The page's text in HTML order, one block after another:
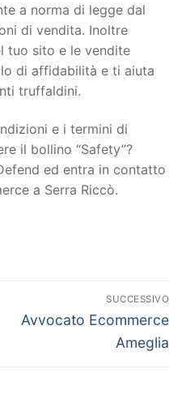
a norma di legge dal
di vendita. Inoltre
tuo sito e le vendite
di affidabilità e ti aiuta
truffaldini.
e i termini di
il bollino “Safety”?
ed entra in contatto
a Serra Riccò.
SUCCESSIVO
Avvocato Ecommerce
Ameglia